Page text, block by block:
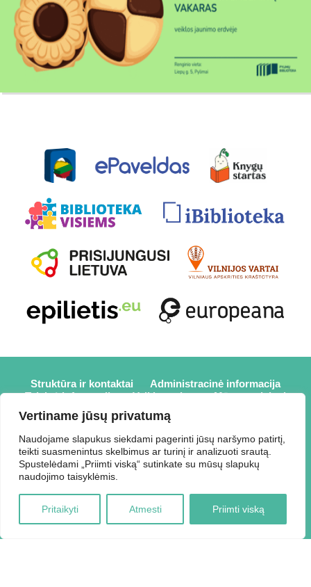
Vertiname jūsų privatumą
Naudojame slapukus siekdami pagerinti jūsų naršymo patirtį,
teikti suasmenintus skelbimus ar turinį ir analizuoti srautą.
Spustelėdami „Priimti viską“ sutinkate su mūsų slapukų
naudojimo taisyklėmis.
Pritaikyti Atmesti Priimti viską
Struktūra ir kontaktai
Administracinė informacija
Teisinė informacija
Veiklos sritys
Mūsų projektai
Karjera
Partneriai
Prisijungti
2026 © Elektrėnų savivaldybės viešoji biblioteka,
Savivaldybės biudžetinė įstaiga, Draugystės g. 2, LT-26110
Elektrėnai, tel.: +370 648 80 788, el.p.:
Duomenys kaupiami ir saugomi Juridinių asmenų registre,
kodas 188207697.